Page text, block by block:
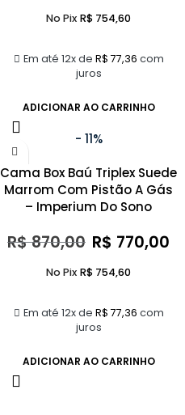
Em até 12x de R$ 77,36 com
juros
No Pix R$ 754,60
ADICIONAR AO CARRINHO
- 11%
Cama Box Baú Triplex Suede
Marrom Com Pistão A Gás
– Imperium Do Sono
R$870,00 R$ 770,00
Em até 12x de R$ 77,36 com
juros
No Pix R$ 754,60
ADICIONAR AO CARRINHO